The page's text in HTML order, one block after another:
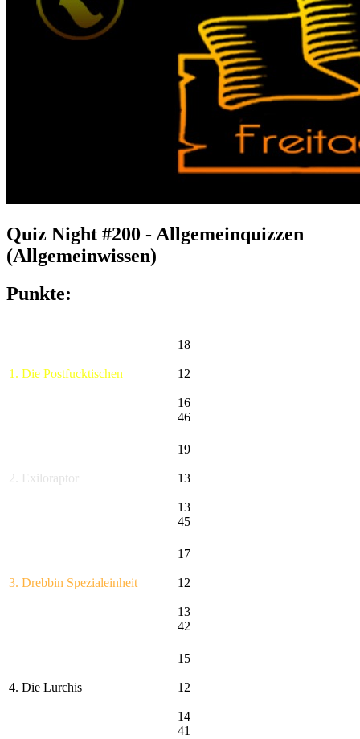
Quiz Night #200 - Allgemeinquizzen
(Allgemeinwissen)
Punkte:
1. Die Postfucktischen
18
12
16
46
2. Exiloraptor
19
13
13
45
3. Drebbin Spezialeinheit
17
12
13
42
4. Die Lurchis
15
12
14
41